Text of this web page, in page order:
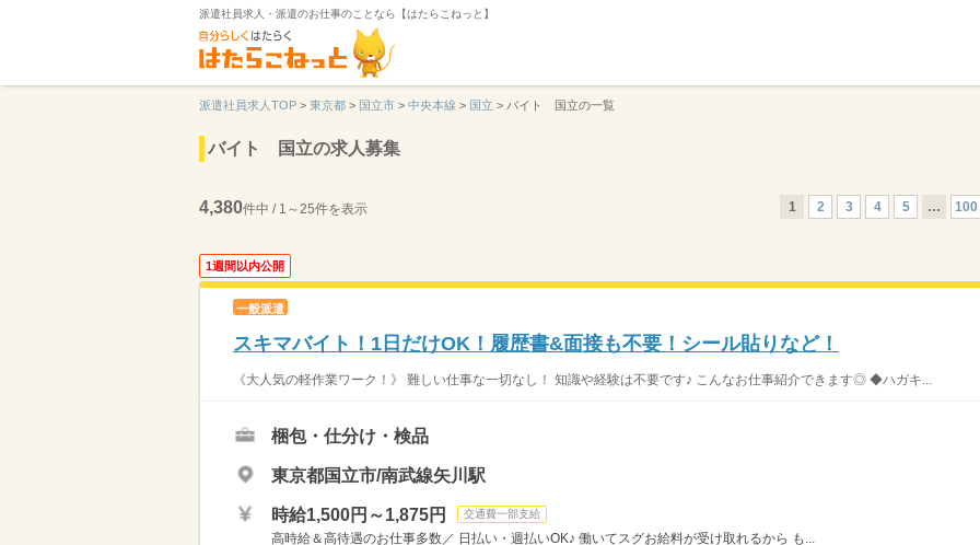
派遣社員求人・派遣のお仕事のことなら【はたらこねっと】
派遣社員求人TOP > 東京都 > 国立市 > 中央本線 > 国立 > バイト 国立の一覧
バイト 国立の求人募集
4,380件中 / 1～25件を表示 1 2 3 4 5 … 100
1週間以内公開
一般派遣
スキマバイト！1日だけOK！履歴書&面接も不要！シール貼りなど！
《大人気の軽作業ワーク！》 難しい仕事な一切なし！ 知識や経験は不要です♪ こんなお仕事紹介できます◎ ◆ハガキ...
梱包・仕分け・検品
東京都国立市/南武線矢川駅
時給1,500円～1,875円 交通費一部支給
高時給＆高待遇のお仕事多数／ 日払い・週払いOK♪ 働いてスグお給料が受け取れるから も...